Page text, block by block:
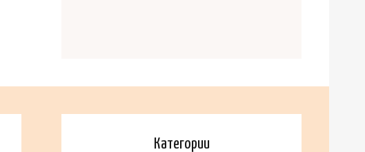
Категории